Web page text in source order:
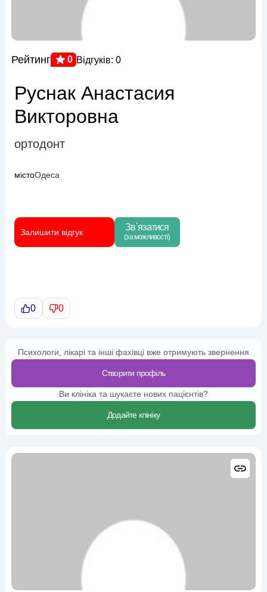
Рейтинг 0 Відгуків: 0
Руснак Анастасия
Викторовна
ортодонт
містоОдеса
Залишити відгук Зв`язатися
(за можливості)
0 0
Психологи, лікарі та інші фахівці вже отримують звернення
Створити профіль
Ви клініка та шукаєте нових пацієнтів?
Додайте клініку